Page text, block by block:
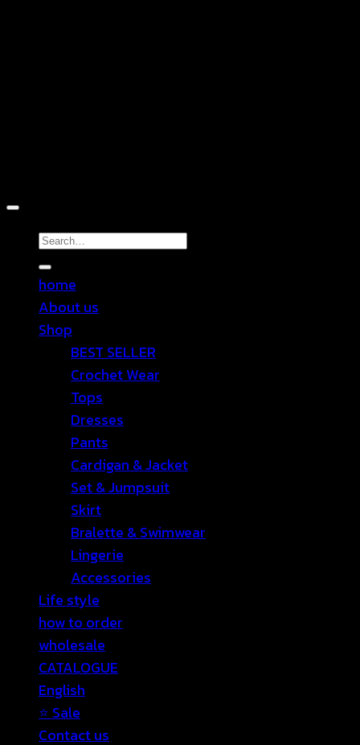
Search
for:
home
About us
Shop
BEST SELLER
Crochet Wear
Tops
Dresses
Pants
Cardigan & Jacket
Set & Jumpsuit
Skirt
Bralette & Swimwear
Lingerie
Accessories
Life style
how to order
wholesale
CATALOGUE
English
⭐ Sale
Contact us